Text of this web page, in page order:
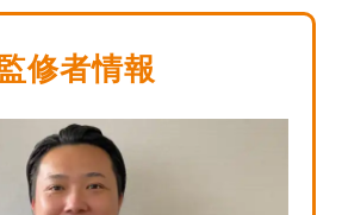
修者情報